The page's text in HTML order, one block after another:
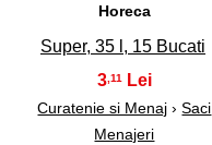
Horeca
Super, 35 l, 15 Bucati
3 ,11
Curatenie si Menaj ›Saci
Menajeri